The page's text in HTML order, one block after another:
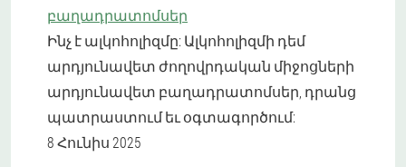
բաղադրատոմսեր
Ինչ է ալկոհոլիզմը: Ալկոհոլիզմի դեմ
արդյունավետ ժողովրդական միջոցների
արդյունավետ բաղադրատոմսեր, դրանց
պատրաստում եւ օգտագործում:
8 Հունիս 2025